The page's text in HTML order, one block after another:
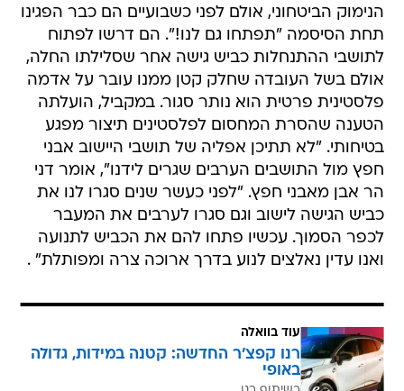
הנימוק הביטחוני, אולם לפני כשבועיים הם כבר הפגינו
תחת הסיסמה "תפתחו גם לנו!". הם דרשו לפתוח
לתושבי ההתנחלות כביש גישה אחר שסלילתו החלה,
אולם בשל העובדה שחלק קטן ממנו עובר על אדמה
פלסטינית פרטית הוא נותר סגור. במקביל, הועלתה
הטענה שהסרת המחסום לפלסטינים תיצור מפגע
בטיחותי. "לא תתיכן אפליה של תושבי היישוב אבני
חפץ מול התושבים הערבים שגרים לידנו", אומר דני
הר אבן מאבני חפץ. "לפני כעשר שנים סגרו לנו את
כביש הגישה לישוב וגם סגרו לערבים את המעבר
לכפר הסמוך. עכשיו פתחו להם את הכביש לתנועה
ואנו עדין נאלצים לנוע בדרך ארוכה צרה ומפותלת" .
עוד בוואלה
רנו קפצ'ר החדשה: קטנה במידות, גדולה
באופי